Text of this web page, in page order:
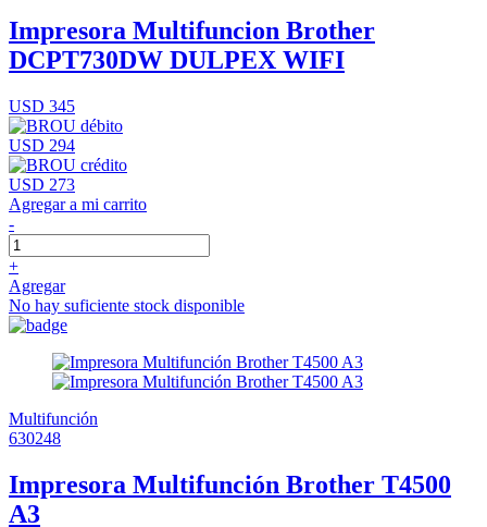
Impresora Multifuncion Brother
DCPT730DW DULPEX WIFI
USD 345
USD 294
USD 273
Agregar a mi carrito
-
+
Agregar
No hay suficiente stock disponible
Multifunción
630248
Impresora Multifunción Brother T4500
A3